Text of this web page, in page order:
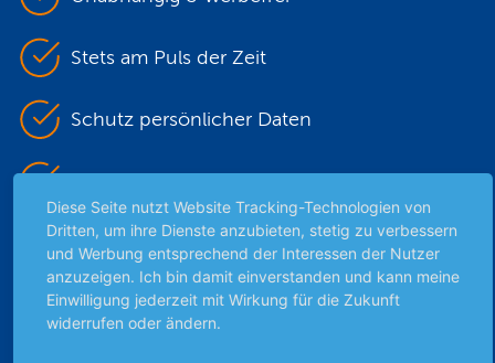
Stets am Puls der Zeit
Schutz persönlicher Daten
Highlights
Archiv
Diese Seite nutzt Website Tracking-Technologien von
Dritten, um ihre Dienste anzubieten, stetig zu verbessern
und Werbung entsprechend der Interessen der Nutzer
anzuzeigen. Ich bin damit einverstanden und kann meine
Einwilligung jederzeit mit Wirkung für die Zukunft
widerrufen oder ändern.